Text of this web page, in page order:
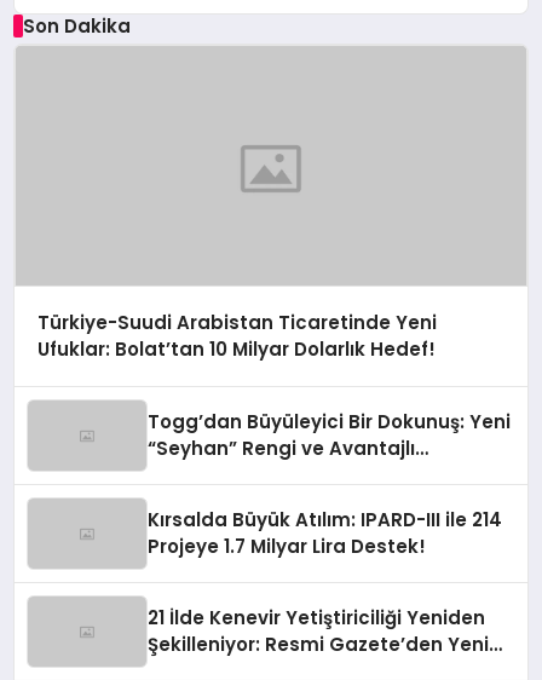
Son Dakika
Türkiye-Suudi Arabistan Ticaretinde Yeni
Ufuklar: Bolat’tan 10 Milyar Dolarlık Hedef!
Togg’dan Büyüleyici Bir Dokunuş: Yeni
“Seyhan” Rengi ve Avantajlı
Kırsalda Büyük Atılım: IPARD-III ile 214
Projeye 1.7 Milyar Lira Destek!
21 İlde Kenevir Yetiştiriciliği Yeniden
Şekilleniyor: Resmi Gazete’den Yeni